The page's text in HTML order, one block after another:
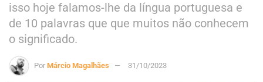
isso hoje falamos-lhe da língua portuguesa e
de 10 palavras que que muitos não conhecem
o significado.
Por Márcio Magalhães 31/10/2023